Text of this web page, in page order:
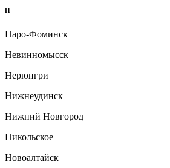
Н
Наро-Фоминск
Невинномысск
Нерюнгри
Нижнеудинск
Нижний Новгород
Никольское
Новоалтайск